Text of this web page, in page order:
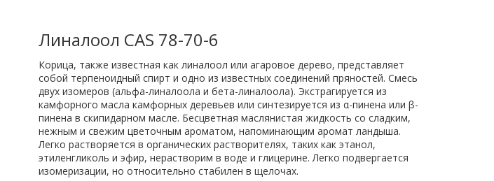
Линалоол CAS 78-70-6
Корица, также известная как линалоол или агаровое дерево, представляет
собой терпеноидный спирт и одно из известных соединений пряностей. Смесь
двух изомеров (альфа-линалоола и бета-линалоола). Экстрагируется из
камфорного масла камфорных деревьев или синтезируется из α-пинена или β-
пинена в скипидарном масле. Бесцветная маслянистая жидкость со сладким,
нежным и свежим цветочным ароматом, напоминающим аромат ландыша.
Легко растворяется в органических растворителях, таких как этанол,
этиленгликоль и эфир, нерастворим в воде и глицерине. Легко подвергается
изомеризации, но относительно стабилен в щелочах.